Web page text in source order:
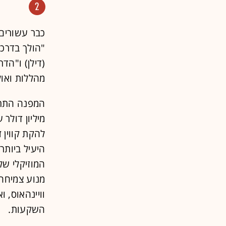
2
כבר
"הולך
(דילן)
מהללות
מנוע
השקעות.